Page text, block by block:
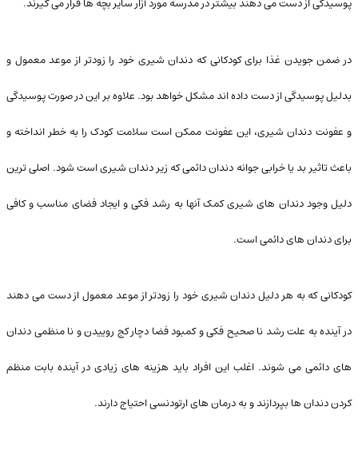
در ضمن جویدن غذا برای کودکانی که دندان شیری خود را زودتر از موعد معمول و
بدلیل پوسیدگی از دست داده اند مشکل خواهد بود. علاوه بر این در صورت پوسیدگی
و عفونت دندان شیری، این عفونت ممکن است سلامت کودک را به خطر انداخته و
باعث تاثیر بد یا خرابی جوانه دندان دائمی که زیر دندان شیری است شود. اصلی ترین
دلیل وجود دندان های شیری کمک آنها به رشد فکی و ایجاد فضای مناسب و کافی
برای دندان های دائمی است.
کودکانی که به هر دلیل دندان شیری خود را زودتر از موعد معمول از دست می دهند
در آینده به علت رشد نا صحیح فکی و کمبود فضا دچار کج روییدن و نا منظمی دندان
های دائمی می شوند. اغلب این افراد باید هزینه های زیادی در آینده بابت منظم
کردن دندان ها بپردازند و به درمان های ارتودنسی احتیاج دارند.